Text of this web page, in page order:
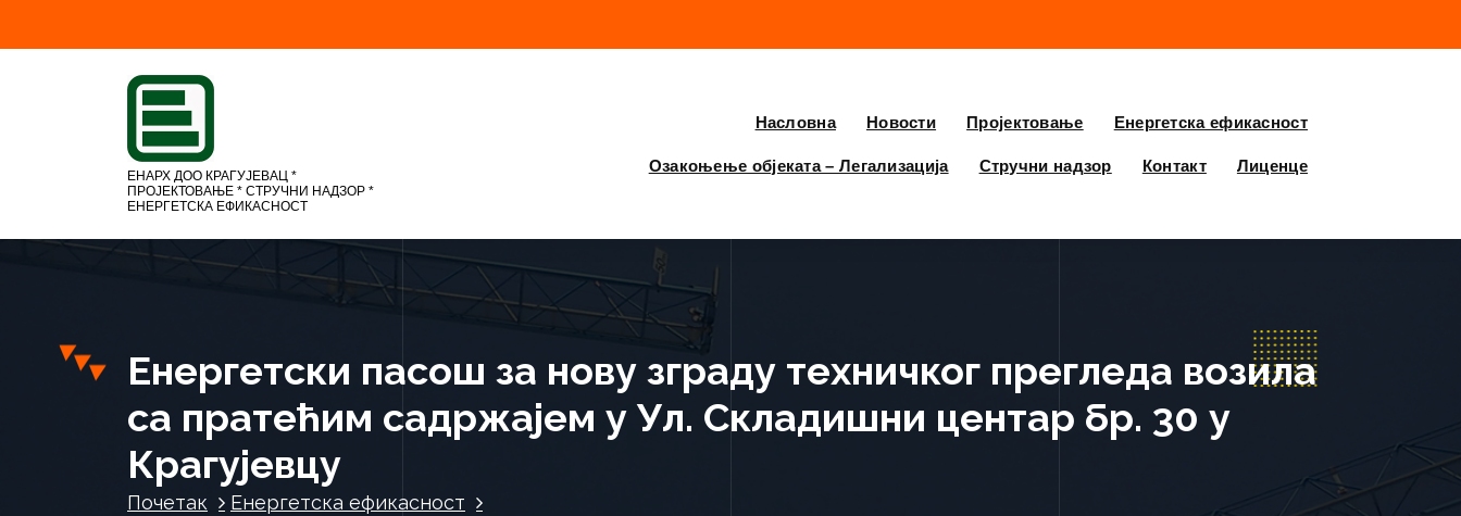
ЕНАРХ ДОО КРАГУЈЕВАЦ *
ПРОЈЕКТОВАЊЕ * СТРУЧНИ НАДЗОР *
ЕНЕРГЕТСКА ЕФИКАСНОСТ
Насловна Новости Пројектовање Енергетска ефикасност
Озакоњење објеката – Легализација Стручни надзор Контакт Лиценце
Енергетски пасош за нову зграду техничког прегледа возила
са пратећим садржајем у Ул. Складишни центар бр. 30 у
Крагујевцу
Почетак
Енергетска ефикасност